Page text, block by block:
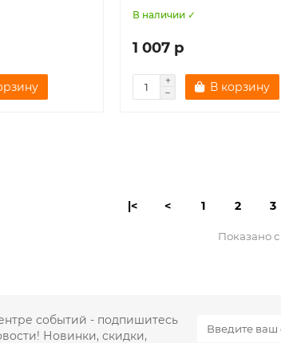
В наличии ✓
1 007 р
В корзину
|< < 1 2 3
Показано
событий - подпишитесь
Новинки, скидки,